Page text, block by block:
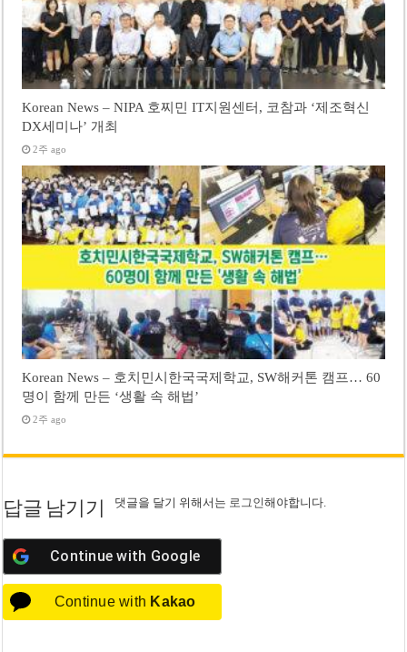
Korean News – NIPA 호찌민 IT지원센터, 코참과 ‘제조혁신
DX세미나’ 개최
2주 ago
Korean News – 호치민시한국국제학교, SW해커톤 캠프… 60
명이 함께 만든 ‘생활 속 해법’
2주 ago
답글 남기기 댓글을 달기 위해서는 로그인해야합니다.
Continue with Google
Continue with Kakao